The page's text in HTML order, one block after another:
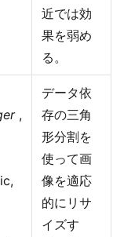
近では効
果を弱め
る。
,
データ依
存の三角
形分割を
使って画
像を適応
的にリサ
イズす